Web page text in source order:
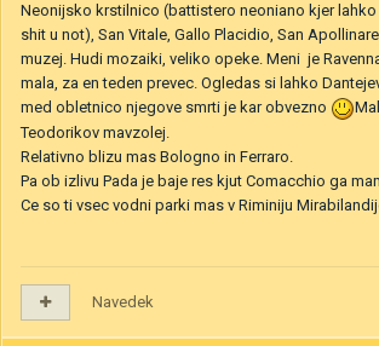
Neonijsko krstilnico (battistero neoniano kjer lahko
shit u not), San Vitale, Gallo Placidio, San
muzej. Hudi mozaiki, veliko opeke. Meni je
mala, za en teden prevec. Ogledas si lahko
med obletnico njegove smrti je kar obvezno
Teodorikov mavzolej.
Relativno blizu mas Bologno in Ferraro.
Pa ob izlivu Pada je baje res kjut Comacchio ga
Ce so ti vsec vodni parki mas v Riminiju
Navedek